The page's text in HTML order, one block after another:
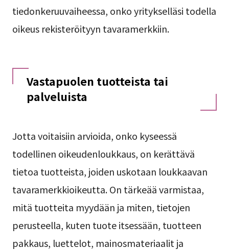
tiedonkeruuvaiheessa, onko yritykselläsi todella
oikeus rekisteröityyn tavaramerkkiin.
Vastapuolen tuotteista tai
palveluista
Jotta voitaisiin arvioida, onko kyseessä
todellinen oikeudenloukkaus, on kerättävä
tietoa tuotteista, joiden uskotaan loukkaavan
tavaramerkkioikeutta. On tärkeää varmistaa,
mitä tuotteita myydään ja miten, tietojen
perusteella, kuten tuote itsessään, tuotteen
pakkaus, luettelot, mainosmateriaalit ja